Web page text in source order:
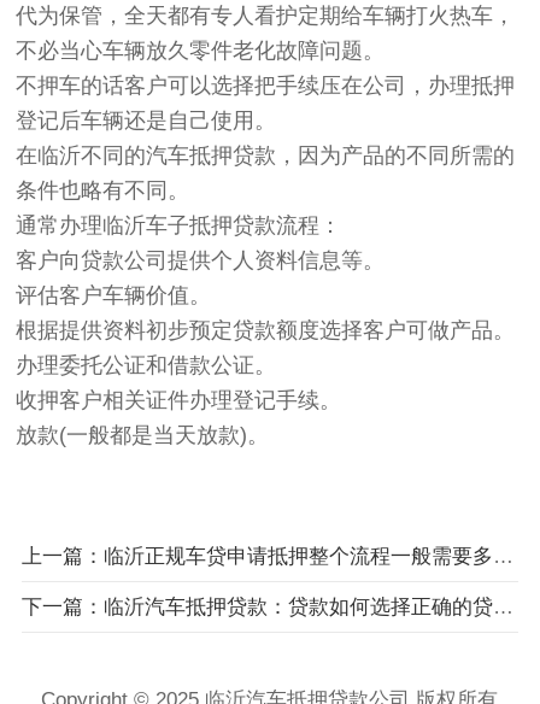
代为保管，全天都有专人看护定期给车辆打火热车，
不必当心车辆放久零件老化故障问题。
不押车的话客户可以选择把手续压在公司，办理抵押
登记后车辆还是自己使用。
在临沂不同的汽车抵押贷款，因为产品的不同所需的
条件也略有不同。
通常办理临沂车子抵押贷款流程：
客户向贷款公司提供个人资料信息等。
评估客户车辆价值。
根据提供资料初步预定贷款额度选择客户可做产品。
办理委托公证和借款公证。
收押客户相关证件办理登记手续。
放款(一般都是当天放款)。
上一篇：临沂正规车贷申请抵押整个流程一般需要多长时间?
下一篇：临沂汽车抵押贷款：贷款如何选择正确的贷款方案!